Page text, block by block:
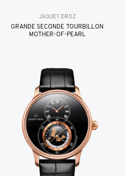
JAQUET DROZ
GRANDE SECONDE TOURBILLON
MOTHER-OF-PEARL